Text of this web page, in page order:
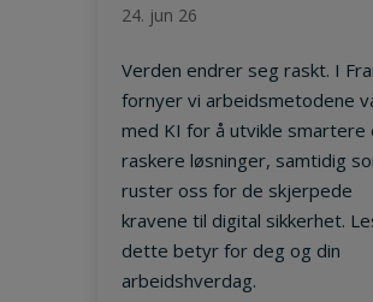
24. jun 26
Verden endrer seg raskt. I
fornyer vi arbeidsmetodene
med KI for å utvikle smartere
raskere løsninger, samtidig
ruster oss for de skjerpede
kravene til digital sikkerhet.
dette betyr for deg og din
arbeidshverdag.